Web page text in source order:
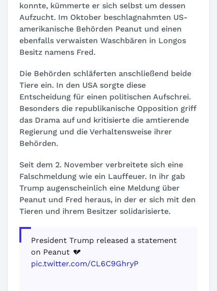
konnte, kümmerte er sich selbst um dessen
Aufzucht. Im Oktober beschlagnahmten US-
amerikanische Behörden Peanut und einen
ebenfalls verwaisten Waschbären in Longos
Besitz namens Fred.
Die Behörden schläferten anschließend beide
Tiere ein. In den USA sorgte diese
Entscheidung für einen politischen Aufschrei.
Besonders die republikanische Opposition griff
das Drama auf und kritisierte die amtierende
Regierung und die Verhaltensweise ihrer
Behörden.
Seit dem 2. November verbreitete sich eine
Falschmeldung wie ein Lauffeuer. In ihr gab
Trump augenscheinlich eine Meldung über
Peanut und Fred heraus, in der er sich mit den
Tieren und ihrem Besitzer solidarisierte.
President Trump released a statement
on Peanut 💔
pic.twitter.com/CL6C9GhryP